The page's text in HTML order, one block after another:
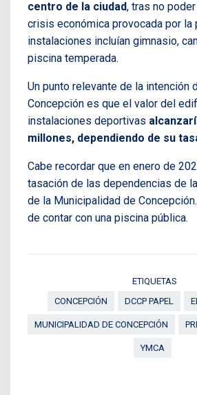
centro de la ciudad, tras no
crisis económica provocada por la
instalaciones incluían gimnasio,
piscina temperada.
Un punto relevante de la intención
Concepción es que el valor del
instalaciones deportivas
millones, dependiendo de su
Cabe recordar que en enero de
tasación de las dependencias de
de la Municipalidad de
de contar con una piscina pública.
ETIQUETAS
CONCEPCIÓN
DCCP PAPEL
MUNICIPALIDAD DE CONCEPCIÓN
YMCA